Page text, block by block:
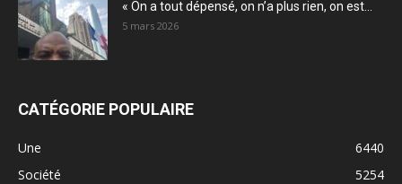
« On a tout dépensé, on n’a plus rien, on est...
5 mars 2026
CATÉGORIE POPULAIRE
Une
6440
Société
5254